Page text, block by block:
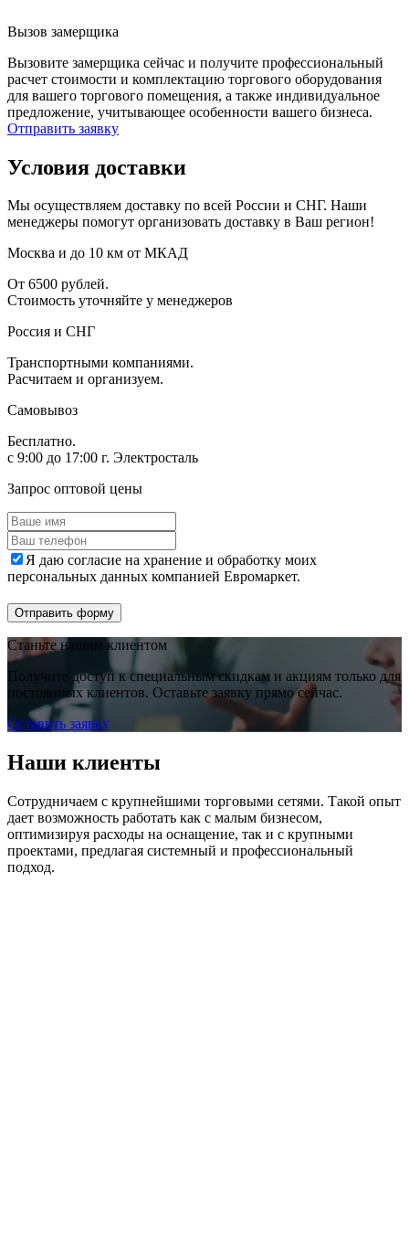
Вызов замерщика
Вызовите замерщика сейчас и получите профессиональный
расчет стоимости и комплектацию торгового оборудования
для вашего торгового помещения, а также индивидуальное
предложение, учитывающее особенности вашего бизнеса.
Отправить заявку
Условия доставки
Мы осуществляем доставку по всей России и СНГ. Наши
менеджеры помогут организовать доставку в Ваш регион!
Москва и до 10 км от МКАД
От 6500 рублей.
Стоимость уточняйте у менеджеров
Россия и СНГ
Транспортными компаниями.
Расчитаем и организуем.
Самовывоз
Бесплатно.
с 9:00 до 17:00 г. Электросталь
Запрос оптовой цены
Я даю согласие на хранение и обработку моих
персональных данных компанией Евромаркет.
Отправить форму
Станьте нашим клиентом
Получите доступ к специальным скидкам и акциям только для
постоянных клиентов. Оставьте заявку прямо сейчас.
Оставить заявку
Наши клиенты
Сотрудничаем с крупнейшими торговыми сетями. Такой опыт
дает возможность работать как с малым бизнесом,
оптимизируя расходы на оснащение, так и с крупными
проектами, предлагая системный и профессиональный
подход.